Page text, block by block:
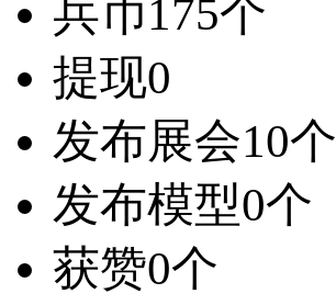
兵币175个
提现0
发布展会10个
发布模型0个
获赞0个